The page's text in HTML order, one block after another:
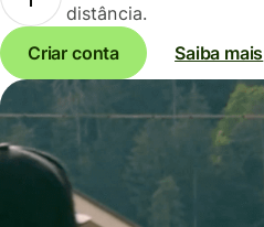
distância.
Criar conta
Saiba mais